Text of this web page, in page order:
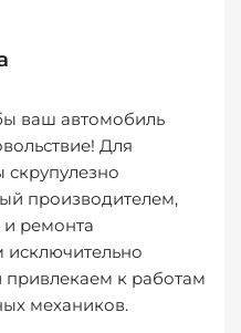
ваш автомобиль
Для
производителем,
и ремонта
исключительно
привлекаем к работам
механиков.